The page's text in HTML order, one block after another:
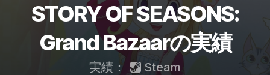
STORY OF SEASONS:
Grand Bazaarの実績
実績： Steam